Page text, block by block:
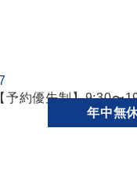
予約優先制】9:30〜
年中無